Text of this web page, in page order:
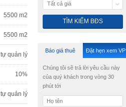
5500 m2
5500 m2
tự quản lý
10%
tự quản lý
Tất cả giá
Báo giá thuê Đặt hẹn xem VP
Chúng tôi sẽ trả lời yêu cầu này
của quý khách trong vòng 30
phút tới